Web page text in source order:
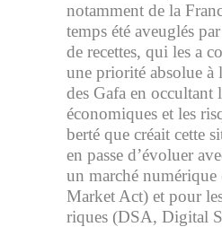
notamment de la
temps été aveu­glés
de recettes, qui les a
une prio­rité ab­so­lue à
des Gafa en occul­tant
éco­no­miques et les
berté que créait cette
en passe d’évo­luer
un mar­ché
Market Act) et pour
riques (DSA, Digital